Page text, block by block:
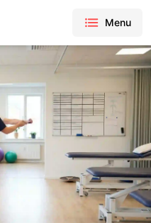
Menu